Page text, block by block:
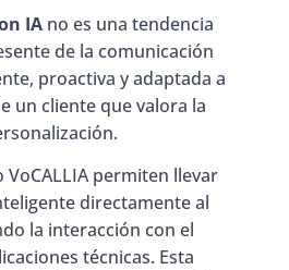
IA no es una tendencia
de la comunicación
proactiva y adaptada a
un cliente que valora la
VoCALLIA permiten llevar
directamente al
la interacción con el
técnicas. Esta